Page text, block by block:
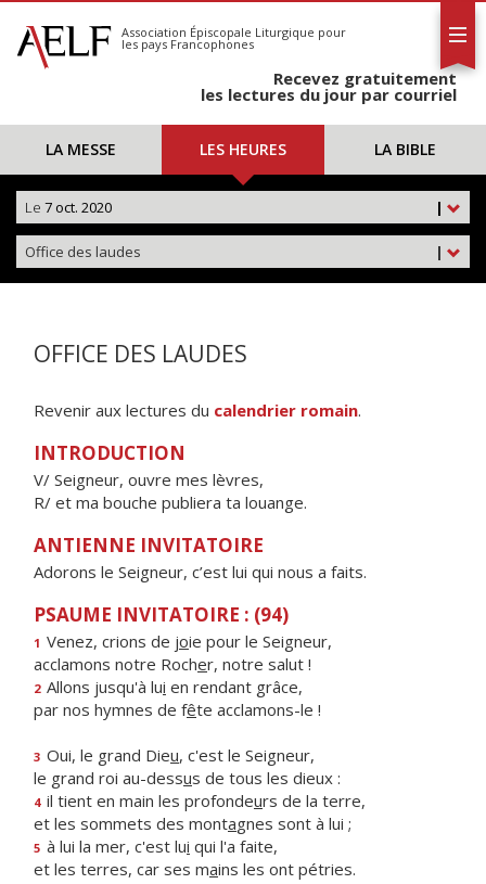
S'abonner
Calendrier
Association Épiscopale Liturgique pour
les pays Francophones
Recevez gratuitement
les lectures du jour par courriel
LA MESSE LES HEURES LA BIBLE
|
Le 7 oct. 2020
|
Office des laudes
OFFICE DES LAUDES
Revenir aux lectures du calendrier romain.
INTRODUCTION
V/ Seigneur, ouvre mes lèvres,
R/ et ma bouche publiera ta louange.
ANTIENNE INVITATOIRE
Adorons le Seigneur, c’est lui qui nous a faits.
PSAUME INVITATOIRE : (94)
1 Venez, crions de joie pour le Seigneur,
acclamons notre Rocher, notre salut !
2 Allons jusqu'à lui en rendant grâce,
par nos hymnes de fête acclamons-le !
3 Oui, le grand Dieu, c'est le Seigneur,
le grand roi au-dessus de tous les dieux :
4 il tient en main les profondeurs de la terre,
et les sommets des montagnes sont à lui ;
5 à lui la mer, c'est lui qui l'a faite,
et les terres, car ses mains les ont pétries.